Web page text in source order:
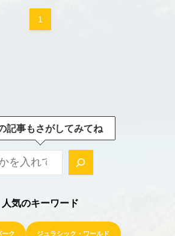
1
記事もさがしてみてね
みてね！
人気のキーワード
ーク ジュラシック・ワールド